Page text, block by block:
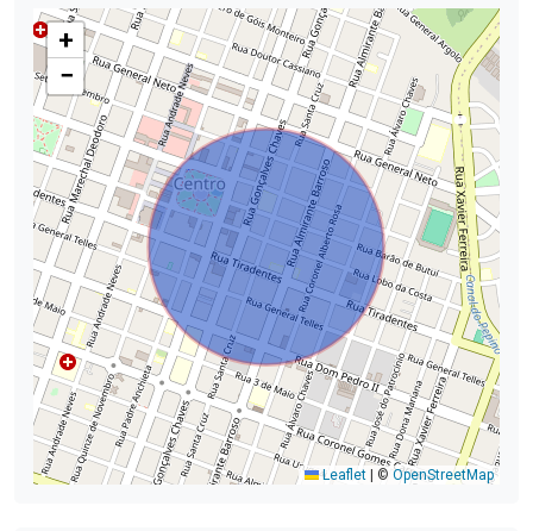
+
−
Leaflet © OpenStreetMap